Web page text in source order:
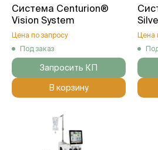
Система Centurion®
Vision System
Цена по запросу
Под заказ
Запросить КП
В корзину
Цена